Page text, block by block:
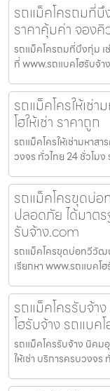
รถแม็คโครถมที่บึ
ราคาคุ้มค่า จอง
รถแม็คโครถมที่บึงกุ่ม เ
ที่ www.รถแบคโฮรับจ้
รถแม็คโครให้เช่
โฮให้เช่า ราคาถูก
รถแม็คโครให้เช่ามหาส
วงจร ทั่วไทย 24 ชั่วโมง
รถแม็คโครขุดบ่อ
ปลอดภัย ได้มาต
รับจ้าง.com
รถแม็คโครขุดบ่อทวีวัฒ
เรียกหา www.รถแบคโ
รถแม็คโครรับจ้
โฮรับจ้าง รถแบคโ
รถแม็คโครรับจ้าง นิคม
ให้เช่า บริการครบวงจร